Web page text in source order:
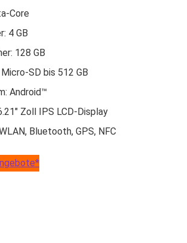
Core
4 GB
128 GB
SD bis 512 GB
Android™
Zoll IPS LCD-Display
Bluetooth, GPS, NFC